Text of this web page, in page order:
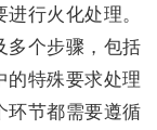
行火化处理。
多个步骤，包括
的特殊要求处理
环节都需要遵循